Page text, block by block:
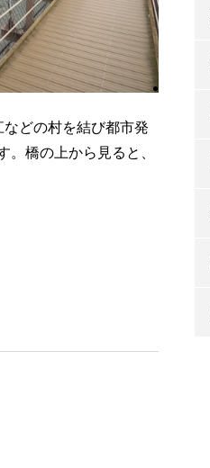
どの村を結び都市発
橋の上から見ると、